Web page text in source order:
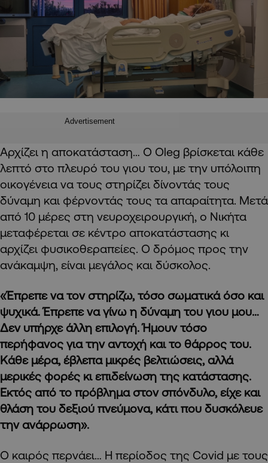
Advertisement
Αρχίζει η αποκατάσταση… Ο Oleg βρίσκεται κάθε
λεπτό στο πλευρό του γιου του, με την υπόλοιπη
οικογένεια να τους στηρίζει δίνοντάς τους
δύναμη και φέρνοντάς τους τα απαραίτητα. Μετά
από 10 μέρες στη νευροχειρουργική, ο Νικήτα
μεταφέρεται σε κέντρο αποκατάστασης κι
αρχίζει φυσικοθεραπείες. Ο δρόμος προς την
ανάκαμψη, είναι μεγάλος και δύσκολος.
«Έπρεπε να τον στηρίζω, τόσο σωματικά όσο και
ψυχικά. Έπρεπε να γίνω η δύναμη του γιου μου…
Δεν υπήρχε άλλη επιλογή. Ήμουν τόσο
περήφανος για την αντοχή και το θάρρος του.
Κάθε μέρα, έβλεπα μικρές βελτιώσεις, αλλά
μερικές φορές κι επιδείνωση της κατάστασης.
Εκτός από το πρόβλημα στον σπόνδυλο, είχε και
θλάση του δεξιού πνεύμονα, κάτι που δυσκόλευε
την ανάρρωση».
Ο καιρός περνάει… Η περίοδος της Covid με τους